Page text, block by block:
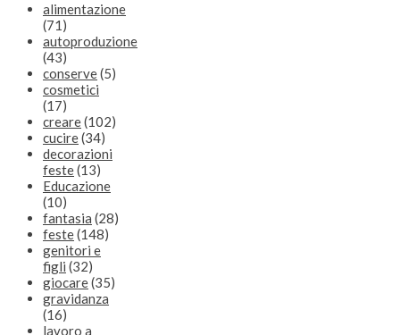
alimentazione
(71)
autoproduzione
(43)
conserve(5)
cosmetici
(17)
creare(102)
cucire(34)
decorazioni
feste(13)
Educazione
(10)
fantasia (28)
feste(148)
genitori e
figli (32)
giocare(35)
gravidanza
(16)
lavoro a